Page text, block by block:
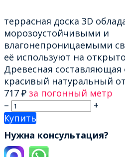
террасная доска 3D
морозоустойчивыми и
влагонепроницаемыми
её используют на
Древесная составляющая
красивый натуральный
717 ₽ за погонный метр
–
+
Купить
Нужна консультация?